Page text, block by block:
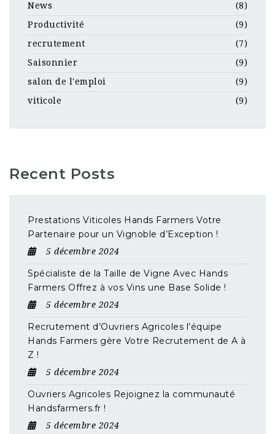
News
(8)
Productivité
(9)
recrutement
(7)
Saisonnier
(9)
salon de l'emploi
(9)
viticole
(9)
Recent Posts
Prestations Viticoles Hands Farmers Votre
Partenaire pour un Vignoble d’Exception !
5 décembre 2024
Spécialiste de la Taille de Vigne Avec Hands
Farmers Offrez à vos Vins une Base Solide !
5 décembre 2024
Recrutement d’Ouvriers Agricoles l’équipe
Hands Farmers gère Votre Recrutement de A à
Z !
5 décembre 2024
Ouvriers Agricoles Rejoignez la communauté
Handsfarmers.fr !
5 décembre 2024